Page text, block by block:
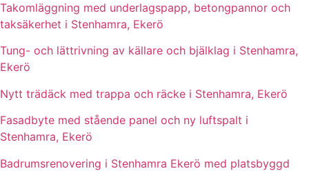
Takomläggning med underlagspapp, betongpannor och
taksäkerhet i Stenhamra, Ekerö
Tung- och lättrivning av källare och bjälklag i Stenhamra,
Ekerö
Nytt trädäck med trappa och räcke i Stenhamra, Ekerö
Fasadbyte med stående panel och ny luftspalt i
Stenhamra, Ekerö
Badrumsrenovering i Stenhamra Ekerö med platsbyggd